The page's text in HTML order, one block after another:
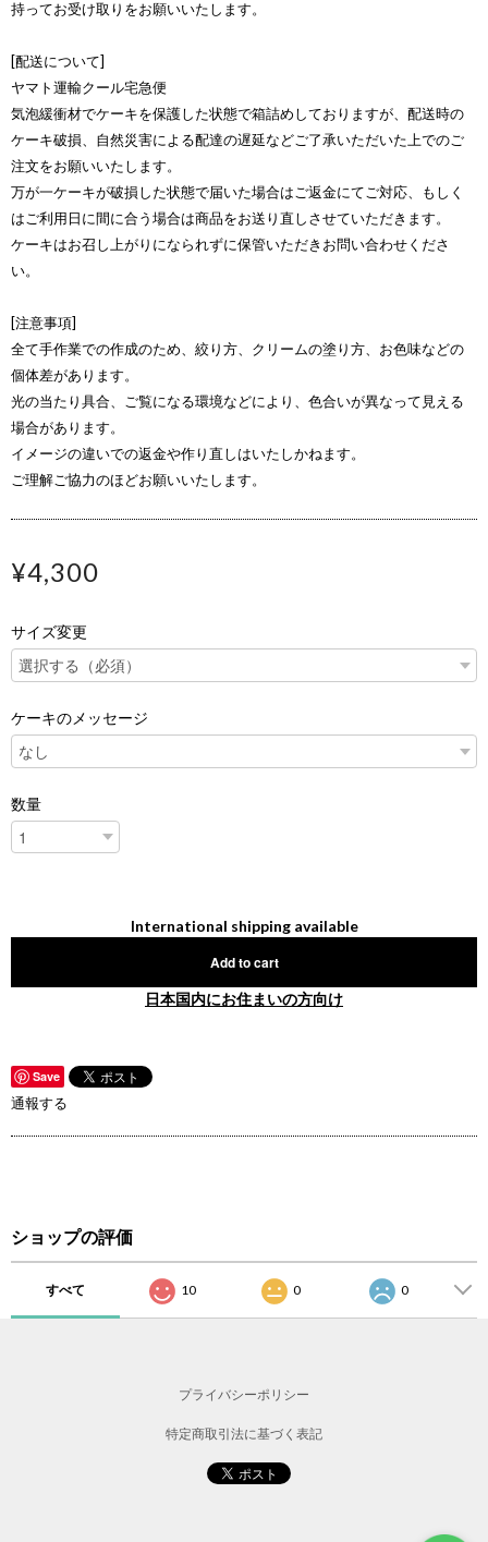
持ってお受け取りをお願いいたします。
[配送について]
ヤマト運輸クール宅急便
気泡緩衝材でケーキを保護した状態で箱詰めしておりますが、配送時の
ケーキ破損、自然災害による配達の遅延などご了承いただいた上でのご
注文をお願いいたします。
万が一ケーキが破損した状態で届いた場合はご返金にてご対応、もしく
はご利用日に間に合う場合は商品をお送り直しさせていただきます。
ケーキはお召し上がりになられずに保管いただきお問い合わせくださ
い。
[注意事項]
全て手作業での作成のため、絞り方、クリームの塗り方、お色味などの
個体差があります。
光の当たり具合、ご覧になる環境などにより、色合いが異なって見える
場合があります。
イメージの違いでの返金や作り直しはいたしかねます。
ご理解ご協力のほどお願いいたします。
¥4,300
サイズ変更
ケーキのメッセージ
数量
International shipping available
Add to cart
日本国内にお住まいの方向け
Save
通報する
ショップの評価
すべて 10 0 0
プライバシーポリシー
特定商取引法に基づく表記